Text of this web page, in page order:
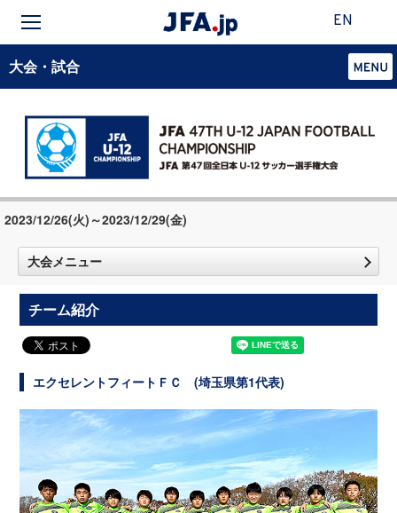
EN
大会・試合
2023/12/26(火)～2023/12/29(金)
大会メニュー
チーム紹介
エクセレントフィートＦＣ (埼玉県第1代表)